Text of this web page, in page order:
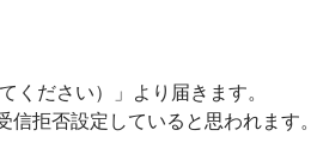
ださい）」より届きます。
拒否設定していると思われます。